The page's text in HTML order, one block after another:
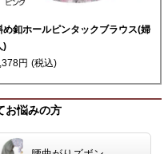
め釦ホールピンタックブラウス(婦
)
円 (税込)
お悩みの方